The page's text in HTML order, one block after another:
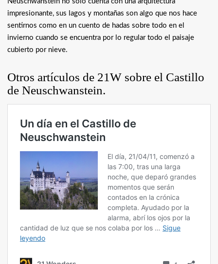
impresionante, sus lagos y montañas son algo que nos hace
sentirnos como en un cuento de hadas sobre todo en el
invierno cuando se encuentra por lo regular todo el paisaje
cubierto por nieve.
Otros artículos de 21W sobre el Castillo
de Neuschwanstein.